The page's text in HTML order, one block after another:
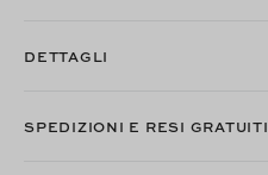
DETTAGLI
SPEDIZIONI E RESI GRATUITI